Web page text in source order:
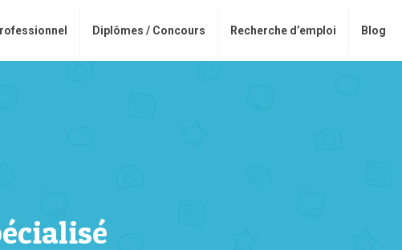
Diplômes / Concours Recherche d’emploi Blog